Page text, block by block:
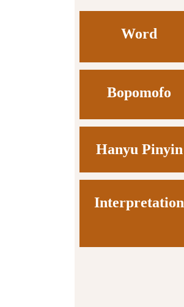
Word
Bopomofo
Hanyu Pinyin
Interpretation